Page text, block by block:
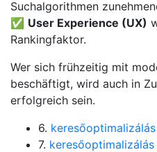
Suchalgorithmen
✅ User Experience (UX)
Rankingfaktor.
Wer sich frühzeitig mit
beschäftigt, wird auch in
erfolgreich sein.
6.
7.